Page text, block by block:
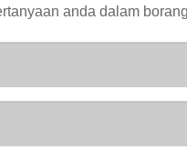
anda dalam